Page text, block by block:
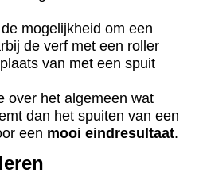
mogelijkheid om een
de verf met een roller
van met een spuit
over het algemeen wat
dan het spuiten van een
een mooi eindresultaat.